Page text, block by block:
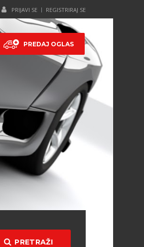
PRIJAVI SE REGISTRIRAJ SE
PREDAJ OGLAS
PRETRAŽI